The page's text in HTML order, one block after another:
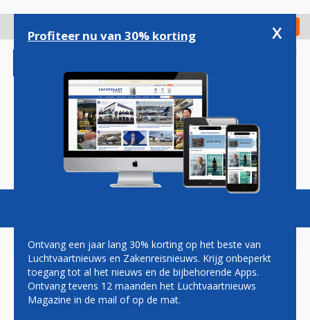
gaan
Check in
Magazine Podcasts Vacatures
PAUL GROVE: ELEKTRISCH
VLIEGEN
Profiteer nu van 30% korting x
Ontvang een jaar lang 30% korting op het beste van
Luchtvaartnieuws en Zakenreisnieuws. Krijg onbeperkt
toegang tot al het nieuws en de bijbehorende Apps.
Ontvang tevens 12 maanden het Luchtvaartnieuws
Magazine in de mail of op de mat.